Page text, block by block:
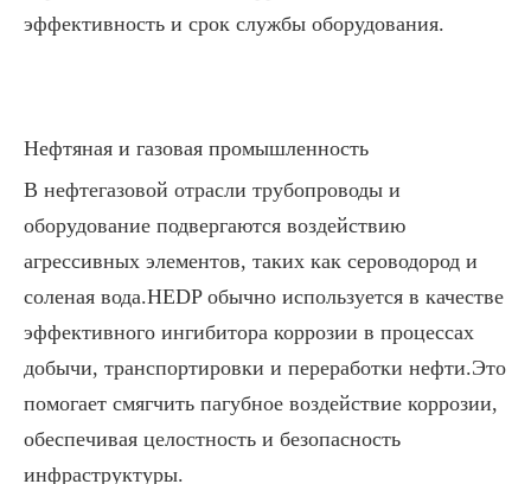
эффективность и срок службы оборудования.
Нефтяная и газовая промышленность
В нефтегазовой отрасли трубопроводы и
оборудование подвергаются воздействию
агрессивных элементов, таких как сероводород и
соленая вода.HEDP обычно используется в качестве
эффективного ингибитора коррозии в процессах
добычи, транспортировки и переработки нефти.Это
помогает смягчить пагубное воздействие коррозии,
обеспечивая целостность и безопасность
инфраструктуры.